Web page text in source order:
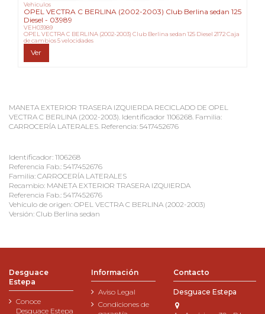
Vehiculos
OPEL VECTRA C BERLINA (2002-2003) Club Berlina sedan 125
Diesel - 03989
VEH03989
OPEL VECTRA C BERLINA (2002-2003) Club Berlina sedan 125 Diesel 2172 Caja
de cambios 5 velocidades
Ver
MANETA EXTERIOR TRASERA IZQUIERDA RECICLADO DE OPEL
VECTRA C BERLINA (2002-2003). Identificador 1106268. Familia:
CARROCERÍA LATERALES. Referencia: 5417452676
Identificador: 1106268
Referencia Fab.: 5417452676
Familia: CARROCERÍA LATERALES
Recambio: MANETA EXTERIOR TRASERA IZQUIERDA
Referencia Fab.: 5417452676
Vehículo de origen: OPEL VECTRA C BERLINA (2002-2003)
Versión: Club Berlina sedan
Desguace
Estepa
Conoce
Desguace Estepa
Información
Aviso Legal
Condiciones de
Contacto
Desguace Estepa